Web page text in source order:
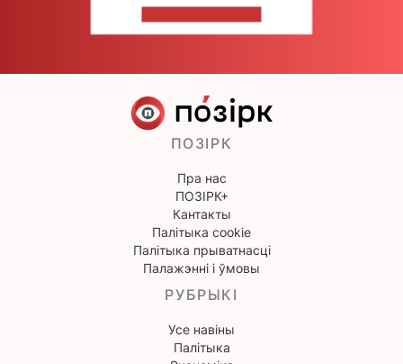
ПОЗІРК
Пра нас
ПОЗІРК+
Кантакты
Палітыка cookie
Палітыка прыватнасці
Палажэнні і ўмовы
РУБРЫКІ
Усе навіны
Палітыка